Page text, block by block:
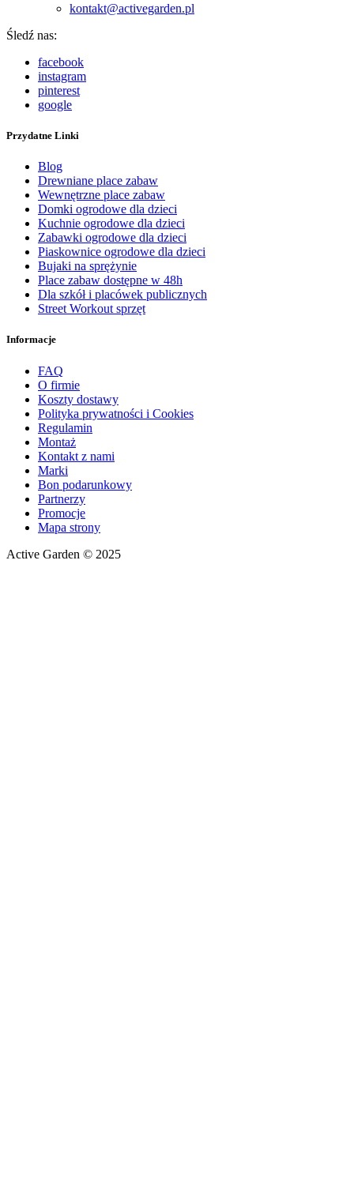
kontakt@activegarden.pl
Śledź nas:
facebook
instagram
pinterest
google
Przydatne Linki
Blog
Drewniane place zabaw
Wewnętrzne place zabaw
Domki ogrodowe dla dzieci
Kuchnie ogrodowe dla dzieci
Zabawki ogrodowe dla dzieci
Piaskownice ogrodowe dla dzieci
Bujaki na sprężynie
Place zabaw dostępne w 48h
Dla szkół i placówek publicznych
Street Workout sprzęt
Informacje
FAQ
O firmie
Koszty dostawy
Polityka prywatności i Cookies
Regulamin
Montaż
Kontakt z nami
Marki
Bon podarunkowy
Partnerzy
Promocje
Mapa strony
Active Garden © 2025